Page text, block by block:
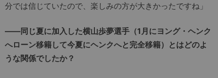
分では信じていたので、楽しみの方が大きかったですね」
――同じ夏に加入した横山歩夢選手（1月にヨング・ヘンク
へローン移籍して今夏にヘンクへと完全移籍）とはどのよ
うな関係でしたか？